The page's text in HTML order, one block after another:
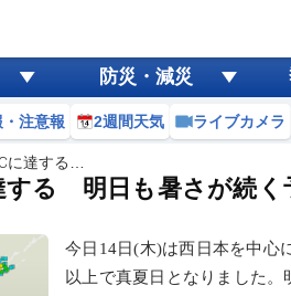
防災・減災
注意報 2週間天気 ライブカメラ
に達する…
する 明日も暑さが続く
今日14日(木)は西日本を中心
以上で真夏日となりました